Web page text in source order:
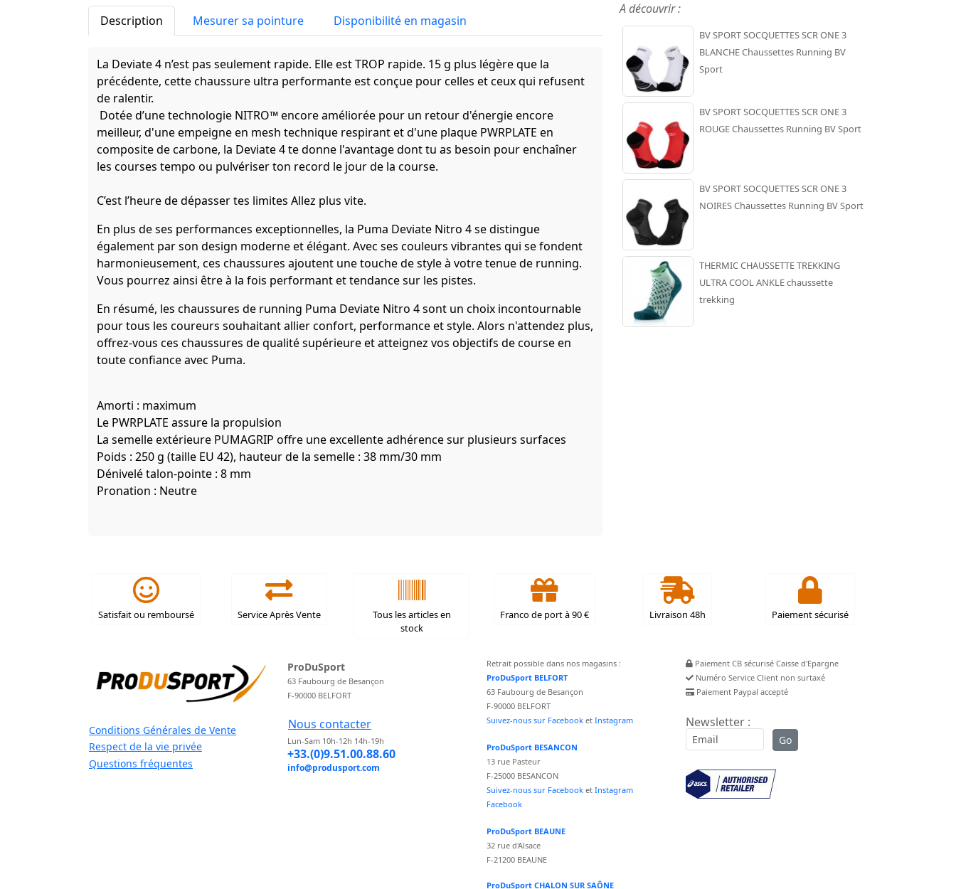
Description Mesurer sa pointure Disponibilité en magasin
La Deviate 4 n’est pas seulement rapide. Elle est TROP rapide. 15 g plus légère que la
précédente, cette chaussure ultra performante est conçue pour celles et ceux qui refusent
de ralentir.
Dotée d’une technologie NITRO™ encore améliorée pour un retour d'énergie encore
meilleur, d'une empeigne en mesh technique respirant et d'une plaque PWRPLATE en
composite de carbone, la Deviate 4 te donne l'avantage dont tu as besoin pour enchaîner
les courses tempo ou pulvériser ton record le jour de la course.
C’est l’heure de dépasser tes limites Allez plus vite.
En plus de ses performances exceptionnelles, la Puma Deviate Nitro 4 se distingue
également par son design moderne et élégant. Avec ses couleurs vibrantes qui se fondent
harmonieusement, ces chaussures ajoutent une touche de style à votre tenue de running.
Vous pourrez ainsi être à la fois performant et tendance sur les pistes.
En résumé, les chaussures de running Puma Deviate Nitro 4 sont un choix incontournable
pour tous les coureurs souhaitant allier confort, performance et style. Alors n'attendez plus,
offrez-vous ces chaussures de qualité supérieure et atteignez vos objectifs de course en
toute confiance avec Puma.
Amorti : maximum
Le PWRPLATE assure la propulsion
La semelle extérieure PUMAGRIP offre une excellente adhérence sur plusieurs surfaces
Poids : 250 g (taille EU 42), hauteur de la semelle : 38 mm/30 mm
Dénivelé talon-pointe : 8 mm
Pronation : Neutre
A découvrir :
BV SPORT SOCQUETTES SCR ONE 3
BLANCHE Chaussettes Running BV
Sport
BV SPORT SOCQUETTES SCR ONE 3
ROUGE Chaussettes Running BV Sport
BV SPORT SOCQUETTES SCR ONE 3
NOIRES Chaussettes Running BV Sport
THERMIC CHAUSSETTE TREKKING
ULTRA COOL ANKLE chaussette
trekking
Satisfait ou remboursé Service Après Vente
Tous les articles en
stock
Franco de port à 90 € Livraison 48h Paiement sécurisé
Conditions Générales de Vente
Respect de la vie privée
Questions fréquentes
ProDuSport
63 Faubourg de Besançon
F-90000 BELFORT
Nous contacter
Lun-Sam 10h-12h 14h-19h
+33.(0)9.51.00.88.60
info@produsport.com
Retrait possible dans nos magasins :
ProDuSport BELFORT
63 Faubourg de Besançon
F-90000 BELFORT
Suivez-nous sur Facebook et Instagram
ProDuSport BESANCON
13 rue Pasteur
F-25000 BESANCON
Suivez-nous sur Facebook et Instagram
Facebook
ProDuSport BEAUNE
32 rue d'Alsace
F-21200 BEAUNE
ProDuSport CHALON SUR SAÔNE
Paiement CB sécurisé Caisse d'Epargne
Numéro Service Client non surtaxé
Paiement Paypal accepté
Newsletter :